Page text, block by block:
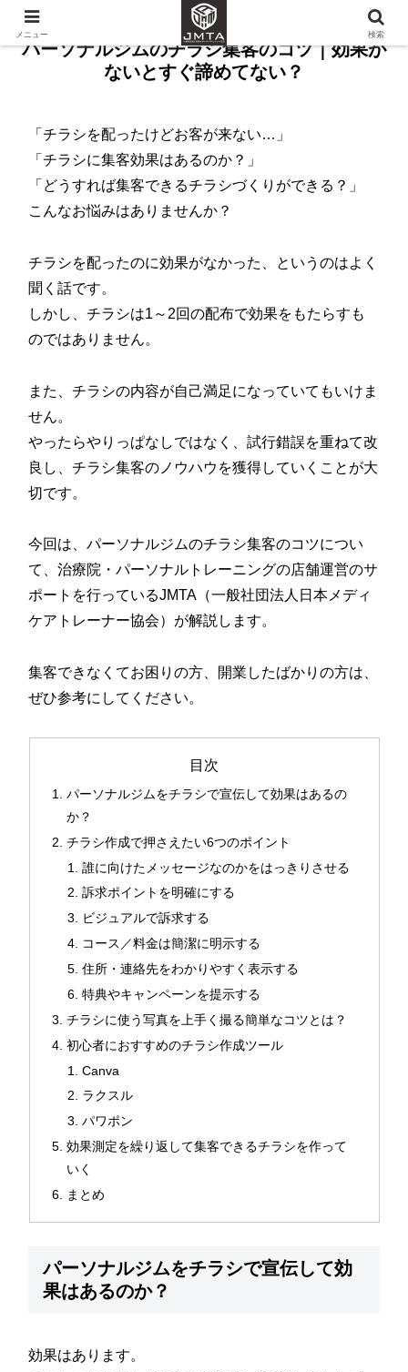
パーソナルジムのチラシ集客のコツ｜効果が
ないとすぐ諦めてない？
「チラシを配ったけどお客が来ない…」
「チラシに集客効果はあるのか？」
「どうすれば集客できるチラシづくりができる？」
こんなお悩みはありませんか？
チラシを配ったのに効果がなかった、というのはよく
聞く話です。
しかし、チラシは1～2回の配布で効果をもたらすも
のではありません。
また、チラシの内容が自己満足になっていてもいけま
せん。
やったらやりっぱなしではなく、試行錯誤を重ねて改
良し、チラシ集客のノウハウを獲得していくことが大
切です。
今回は、パーソナルジムのチラシ集客のコツについ
て、治療院・パーソナルトレーニングの店舗運営のサ
ポートを行っているJMTA（一般社団法人日本メディ
ケアトレーナー協会）が解説します。
集客できなくてお困りの方、開業したばかりの方は、
ぜひ参考にしてください。
目次
パーソナルジムをチラシで宣伝して効果はあるの
か？
チラシ作成で押さえたい6つのポイント
誰に向けたメッセージなのかをはっきりさせる
訴求ポイントを明確にする
ビジュアルで訴求する
コース／料金は簡潔に明示する
住所・連絡先をわかりやすく表示する
特典やキャンペーンを提示する
チラシに使う写真を上手く撮る簡単なコツとは？
初心者におすすめのチラシ作成ツール
Canva
ラクスル
パワポン
効果測定を繰り返して集客できるチラシを作って
いく
まとめ
パーソナルジムをチラシで宣伝して効
果はあるのか？
効果はあります。
メニュー 検索